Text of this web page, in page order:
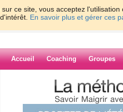
ce site, vous acceptez
En savoir plus et gérer ces
Accueil Coaching Groupes
> > pas la
Blog de